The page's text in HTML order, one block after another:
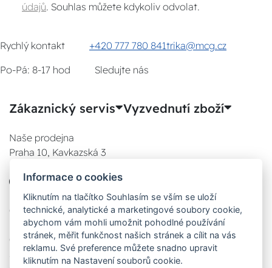
údajů . Souhlas můžete kdykoliv odvolat.
Rychlý kontakt +420 777 780 841trika@mcg.cz
Po-Pá: 8-17 hod
Sledujte nás
Zákaznický servis Vyzvednutí zboží
Naše prodejna
Praha 10, Kavkazská 3
777 780 841
08:00 - 17:00
08:00 - 17:00
Informace o cookies
Kliknutím na tlačítko Souhlasím se vším se uloží
technické, analytické a marketingové soubory cookie,
abychom vám mohli umožnit pohodlné používání
stránek, měřit funkčnost našich stránek a cílit na vás
reklamu. Své preference můžete snadno upravit
kliknutím na Nastavení souborů cookie.